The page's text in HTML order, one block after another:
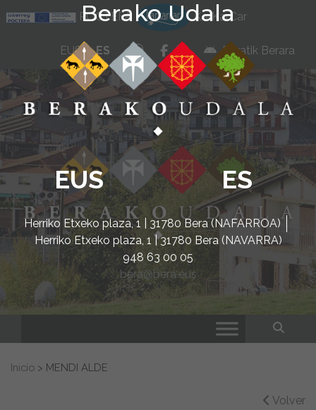
Berako Udala
EUS ES
Herriko Etxeko plaza, 1 | 31780 Bera (NAFARROA)
Herriko Etxeko plaza, 1 | 31780 Bera (NAVARRA)
948 63 00 05
bera@bera.eus
POCTEFA KarKarCar
EUS ES whatsapp
facebook
instagram
Beratik Berara
Buscar:
Inicio > MENDI ALDE
Volver